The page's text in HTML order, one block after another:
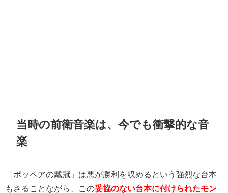
当時の前衛音楽は、今でも衝撃的な音
楽
「ポッペアの戴冠」は悪が勝利を収めるという強烈な台本
もさることながら、この妥協のない台本に付けられたモン